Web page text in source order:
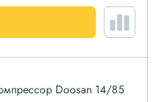
Doosan 14/85